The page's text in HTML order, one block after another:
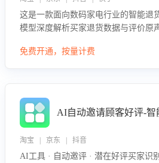
这是一款面向数码家电行业的智能退
模型深度解析买家退货数据与评价原
议，通过挖掘用户痛点驱动产品迭代
免费开通，按量计费
AI自动邀请顾客好评-智
淘宝 | 京东 | 抖音
AI工具 · 自动邀评 · 潜在好评买家识别